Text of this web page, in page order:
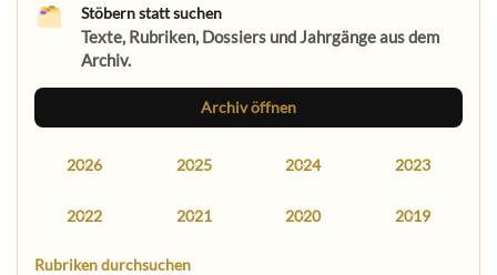
Stöbern statt suchen
Texte, Rubriken, Dossiers und Jahrgänge aus dem
Archiv.
Archiv öffnen
2026 2025 2024 2023
2022 2021 2020 2019
Rubriken durchsuchen